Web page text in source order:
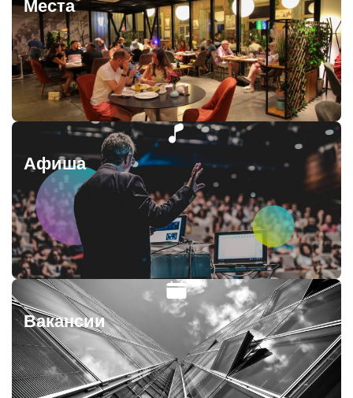
Места
Афиша
Вакансии